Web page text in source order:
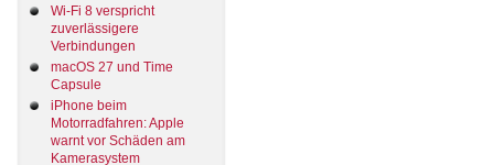
Wi-Fi 8 verspricht
zuverlässigere
Verbindungen
macOS 27 und Time
Capsule
iPhone beim
Motorradfahren: Apple
warnt vor Schäden am
Kamerasystem